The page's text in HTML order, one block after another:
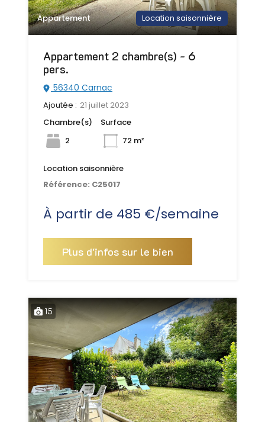
Appartement Location saisonnière
Appartement 2 chambre(s) - 6
pers.
56340 Carnac
Ajoutée : 21 juillet 2023
Chambre(s)
2
Surface
72 m²
Location saisonnière
Référence: C25017
À partir de 485 €/semaine
Plus d'infos sur le bien
15